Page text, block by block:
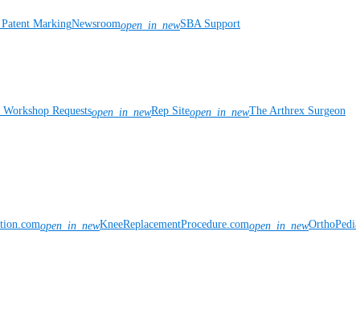
MarkingNewsroomopen_in_newSBA Support
Requestsopen_in_newRep Siteopen_in_newThe Arthrex Surgeon
open_in_newKneeReplacementProcedure.comopen_in_new